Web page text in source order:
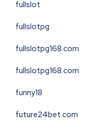
fullslot
fullslotpg
fullslotpg168.com
fullslotpg168.com
funny18
future24bet.com